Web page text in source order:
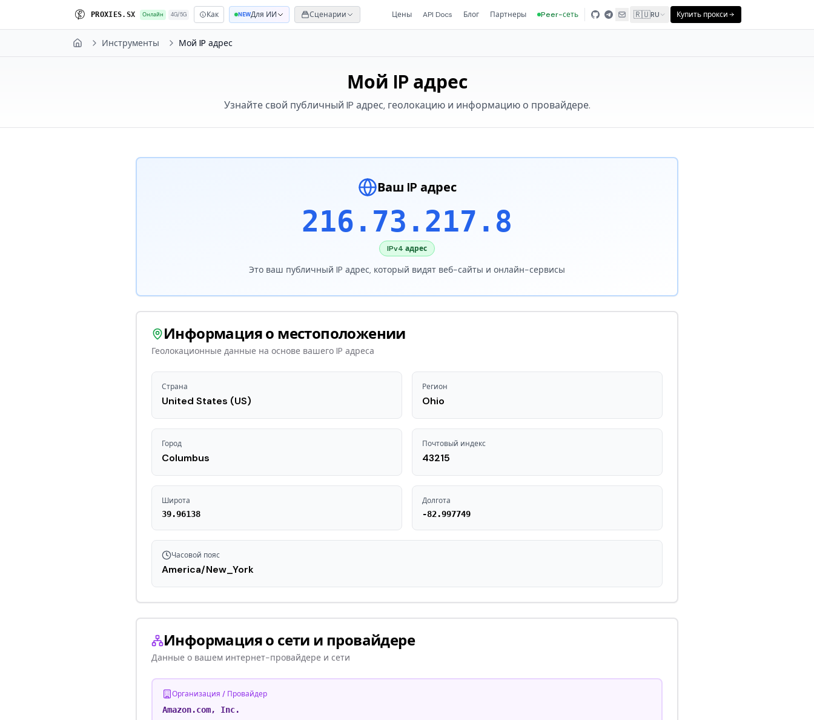
PROXI ES. SX Онлайн 4G/5G Как NEWДля ИИ Сценарии Цены API Docs Блог Партнеры Peer-сеть 🇷🇺RU Купить прокси
Home Инструменты Мой IP адрес
Мой IP адрес
Узнайте свой публичный IP адрес, геолокацию и информацию о провайдере.
Ваш IP адрес
216.73.217.8
IPv4 адрес
Это ваш публичный IP адрес, который видят веб-сайты и онлайн-сервисы
Информация о местоположении
Геолокационные данные на основе вашего IP адреса
Страна
United States (US)
Регион
Ohio
Город
Columbus
Почтовый индекс
43215
Широта
39.96138
Долгота
-82.997749
Часовой пояс
America/New_York
Информация о сети и провайдере
Данные о вашем интернет-провайдере и сети
Организация / Провайдер
Amazon.com, Inc.